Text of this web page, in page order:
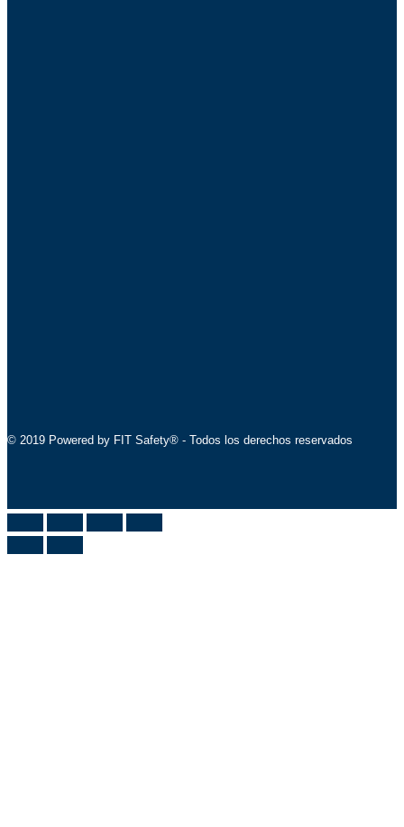
© 2019 Powered by FIT Safety® - Todos los derechos reservados